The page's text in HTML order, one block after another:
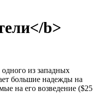
b>
из западных
большие надежды на
на его возведение ($25